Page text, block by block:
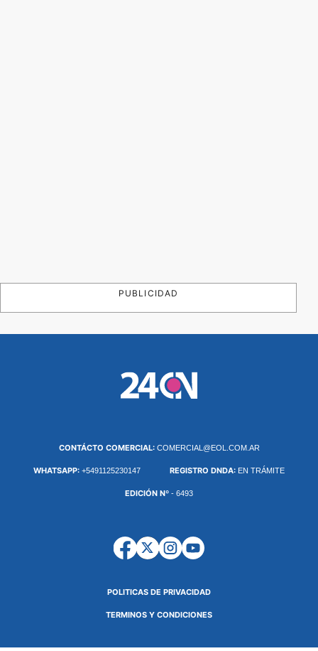
PUBLICIDAD
CONTÁCTO COMERCIAL: COMERCIAL@EOL.COM.AR
WHATSAPP: +5491125230147 REGISTRO DNDA: EN TRÁMITE
EDICIÓN Nº - 6493
POLITICAS DE PRIVACIDAD
TERMINOS Y CONDICIONES